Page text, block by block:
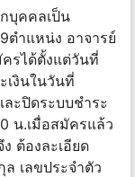
บุคคลเป็น
ำแหน่ง อาจารย์
รได้ตั้งแต่วันที่
เงินในวันที่
ะปิดระบบชำระ
น.เมื่อสมัครแล้ว
ต้องละเอียด
เลขประจำตัว